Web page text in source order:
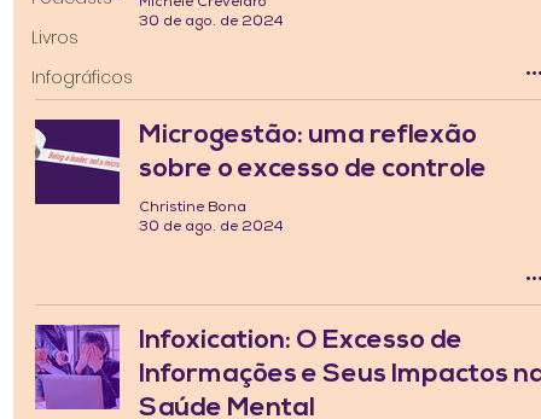
Livros
Infográficos
Michele Crevelaro
30 de ago. de 2024
Microgestão: uma reflexão
sobre o excesso de controle
Christine Bona
30 de ago. de 2024
Infoxication: O Excesso de
Informações e Seus Impactos
Saúde Mental